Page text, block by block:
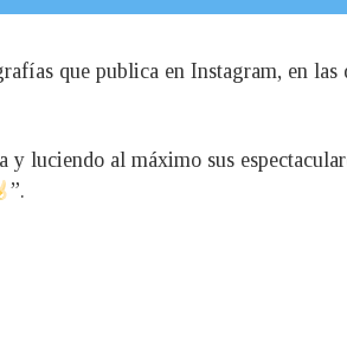
que publica en Instagram, en las
luciendo al máximo sus
”.